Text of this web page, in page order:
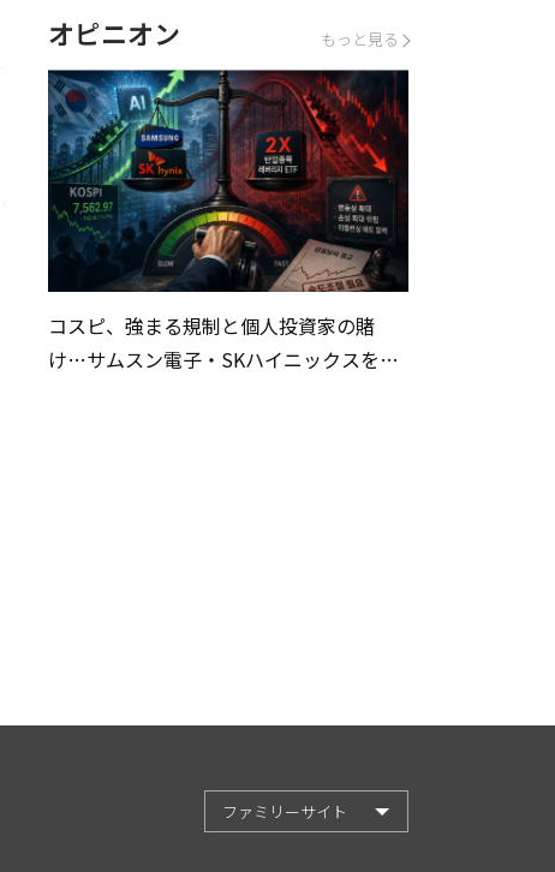
オピニオン もっと見る
コスピ、強まる規制と個人投資家の賭
け…サムスン電子・SKハイニックスを巡
ファミリーサイト